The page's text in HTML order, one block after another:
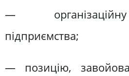
—
підприємства;
— позицію,